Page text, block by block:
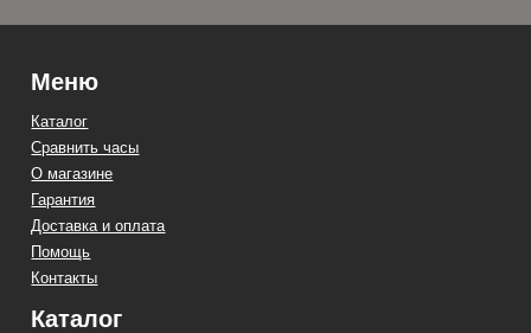
Меню
Каталог
Сравнить часы
О магазине
Гарантия
Доставка и оплата
Помощь
Контакты
Каталог